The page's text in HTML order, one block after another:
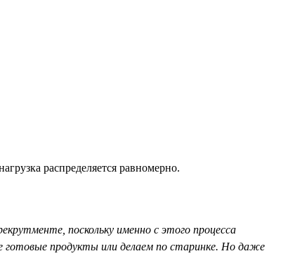
распределяется равномерно.
поскольку именно с этого процесса
готовые продукты или делаем по старинке. Но даже